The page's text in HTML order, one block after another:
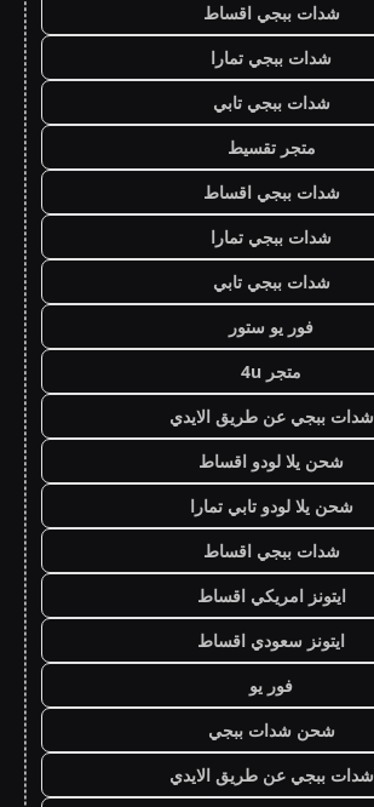
شدات ببجي اقساط
شدات ببجي تمارا
شدات ببجي تابي
متجر تقسيط
شدات ببجي اقساط
شدات ببجي تمارا
شدات ببجي تابي
فور يو ستور
متجر 4u
شدات ببجي عن طريق الايدي
شحن يلا لودو اقساط
شحن يلا لودو تابي تمارا
شدات ببجي اقساط
ايتونز امريكي اقساط
ايتونز سعودي اقساط
فور يو
شحن شدات ببجي
شدات ببجي عن طريق الايدي